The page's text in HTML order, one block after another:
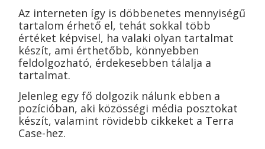
Az interneten így is döbbenetes mennyiségű
tartalom érhető el, tehát sokkal több
értéket képvisel, ha valaki olyan tartalmat
készít, ami érthetőbb, könnyebben
feldolgozható, érdekesebben tálalja a
tartalmat.
Jelenleg egy fő dolgozik nálunk ebben a
pozícióban, aki közösségi média posztokat
készít, valamint rövidebb cikkeket a Terra
Case-hez.